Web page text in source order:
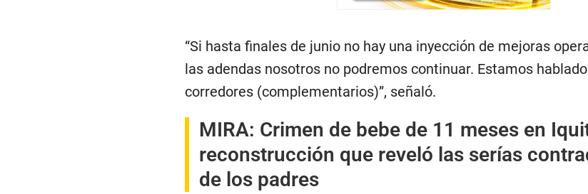
“Si hasta finales de junio no hay una inyección de mejoras
las adendas nosotros no podremos continuar. Estamos
corredores (complementarios)”, señaló.
MIRA: Crimen de bebe de 11 meses en
reconstrucción que reveló las serías
de los padres